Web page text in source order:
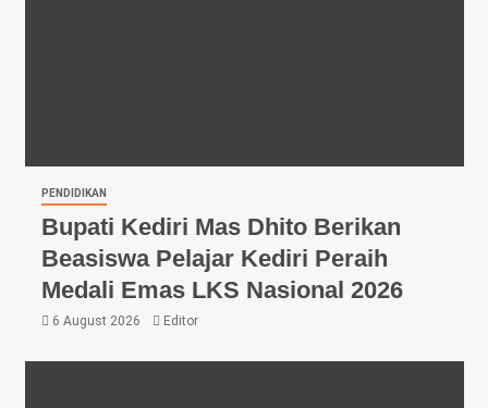
PENDIDIKAN
Bupati Kediri Mas Dhito Berikan
Beasiswa Pelajar Kediri Peraih
Medali Emas LKS Nasional 2026
6 August 2026 Editor